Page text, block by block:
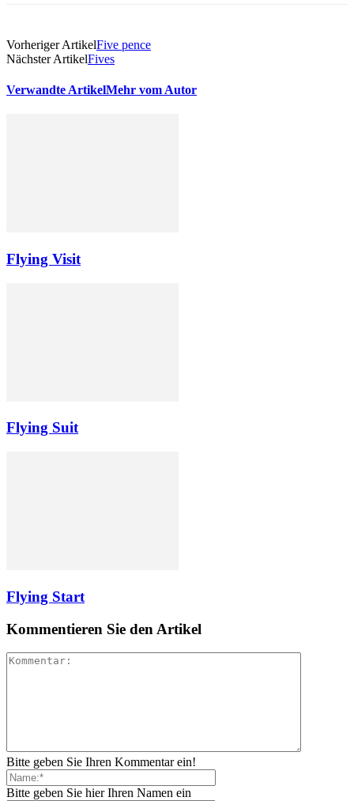
Vorheriger ArtikelFive pence
Nächster ArtikelFives
Verwandte ArtikelMehr vom Autor
Flying Visit
Flying Suit
Flying Start
Kommentieren Sie den Artikel
Bitte geben Sie Ihren Kommentar ein!
Bitte geben Sie hier Ihren Namen ein